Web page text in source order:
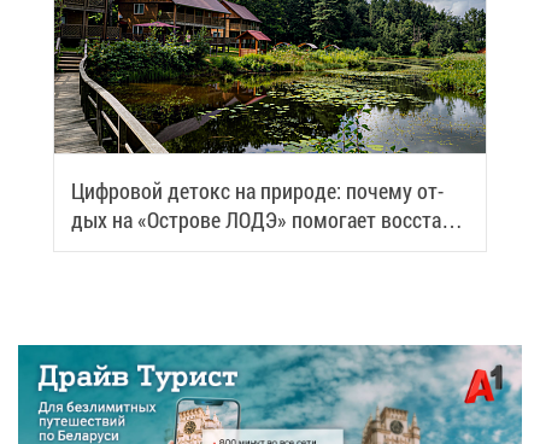
Циф­ро­вой де­токс на при­ро­де: по­че­му от­
дых на «Ост­ро­ве ЛОДЭ» по­мо­га­ет вос­ста­но­
вить си­лы